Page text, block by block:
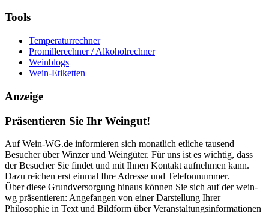
Tools
Temperaturrechner
Promillerechner / Alkoholrechner
Weinblogs
Wein-Etiketten
Anzeige
Präsentieren Sie Ihr Weingut!
Auf Wein-WG.de informieren sich monatlich etliche tausend
Besucher über Winzer und Weingüter. Für uns ist es wichtig, dass
der Besucher Sie findet und mit Ihnen Kontakt aufnehmen kann.
Dazu reichen erst einmal Ihre Adresse und Telefonnummer.
Über diese Grundversorgung hinaus können Sie sich auf der wein-
wg präsentieren: Angefangen von einer Darstellung Ihrer
Philosophie in Text und Bildform über Veranstaltungsinformationen